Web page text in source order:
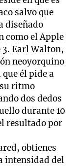
salvo que
diseñado
como el Apple
3. Earl Walton,
neoyorquino
él pide a
ritmo
dos dedos
durante 10
resultado por
obtienes
intensidad del